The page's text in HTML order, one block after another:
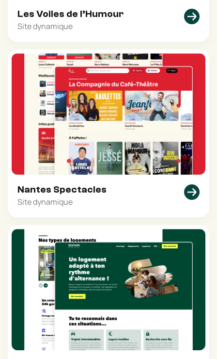
Les Voiles de l’Humour
Site dynamique
Nantes Spectacles
Site dynamique